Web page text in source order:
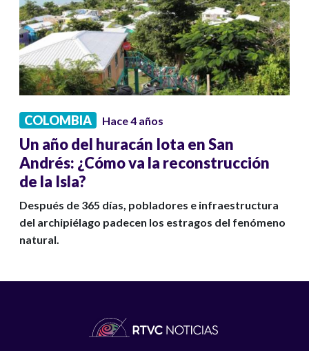
COLOMBIA Hace 4 años
Un año del huracán Iota en San
Andrés: ¿Cómo va la reconstrucción
de la Isla?
Después de 365 días, pobladores e infraestructura
del archipiélago padecen los estragos del fenómeno
natural.